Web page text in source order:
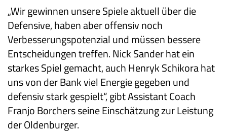
„Wir gewinnen unsere Spiele aktuell über die
Defensive, haben aber offensiv noch
Verbesserungspotenzial und müssen bessere
Entscheidungen treffen. Nick Sander hat ein
starkes Spiel gemacht, auch Henryk Schikora hat
uns von der Bank viel Energie gegeben und
defensiv stark gespielt“, gibt Assistant Coach
Franjo Borchers seine Einschätzung zur Leistung
der Oldenburger.